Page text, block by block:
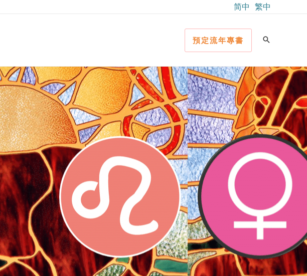
简中 繁中
預定流年專書